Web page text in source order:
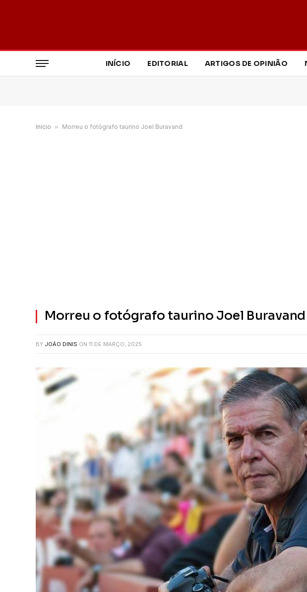
INÍCIO EDITORIAL ARTIGOS DE OPINIÃO
Início » Morreu o fotógrafo taurino Joel Buravand
Morreu o fotógrafo taurino Joel Buravand
BY JOÃO DINIS ON 11 DE MARÇO, 2025